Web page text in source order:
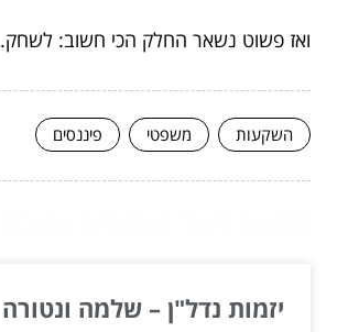
ואז פשוט נשאר החלק הכי חשוב: לשחק.
השקעות משפטי פיננסים
יזמות נדל"ן – שלמה ונטורה